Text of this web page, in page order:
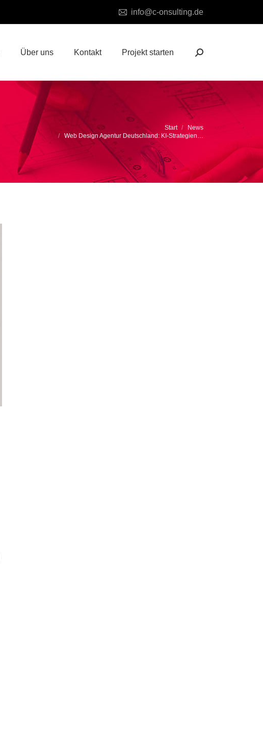
info@c-onsulting.de
Über uns Kontakt Projekt starten Search:
Sie befinden sich hier: Start
News
Web Design Agentur Deutschland: KI-Strategien…